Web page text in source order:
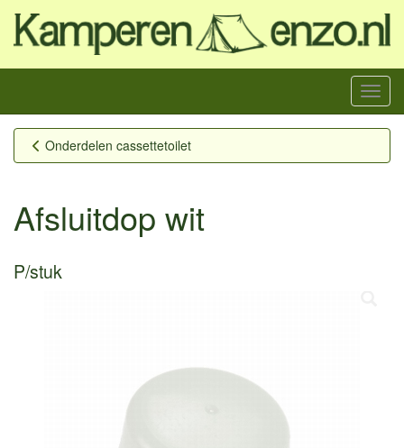
Menu
Onderdelen cassettetoilet
Afsluitdop wit
P/stuk